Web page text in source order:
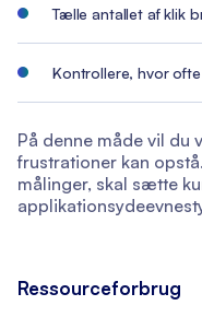
Tælle antallet af klik
Kontrollere, hvor
På denne måde vil du
frustrationer kan
målinger, skal sætte
Ressourceforbrug